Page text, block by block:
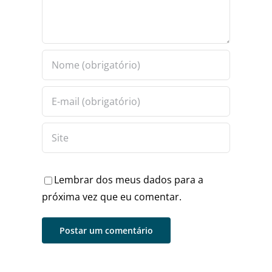
Lembrar dos meus dados para a
próxima vez que eu comentar.